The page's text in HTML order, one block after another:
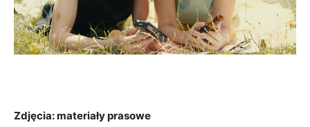
Zdjęcia: materiały prasowe